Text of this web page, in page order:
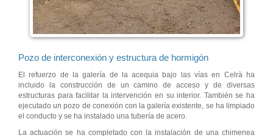
Pozo de interconexión y estructura de hormigón
El refuerzo de la galería de la acequia bajo las vías en Celrà ha
incluido la construcción de un camino de acceso y de diversas
estructuras para facilitar la intervención en su interior. También se ha
ejecutado un pozo de conexión con la galería existente, se ha limpiado
el conducto y se ha instalado una tubería de acero.
La actuación se ha completado con la instalación de una chimenea